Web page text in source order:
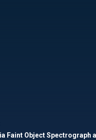
Faint Object Spectrograph